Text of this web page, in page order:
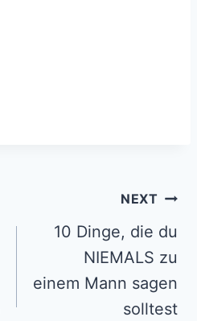
NEXT
10 Dinge, die du
NIEMALS zu
einem Mann sagen
solltest